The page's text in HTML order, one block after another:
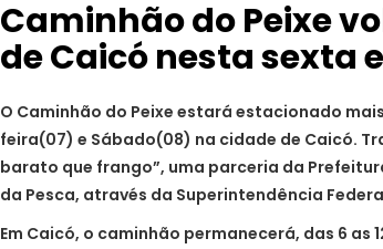
Caminhão do Peixe
de Caicó nesta sexta
O Caminhão do Peixe estará estacionado
feira(07) e Sábado(08) na cidade de Caicó.
barato que frango”, uma parceria da
da Pesca, através da Superintendência
Em Caicó, o caminhão permanecerá, das 6 as